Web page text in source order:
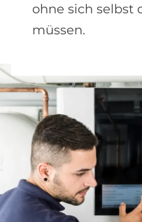
ohne sich selbst
müssen.